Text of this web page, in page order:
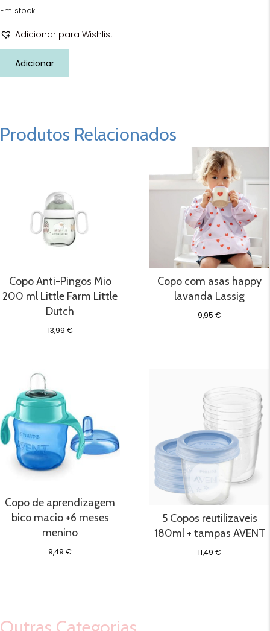
Em stock
Adicionar para Wishlist
Copo
200
ml
Adicionar
Produtos Relacionados
Copo Anti-Pingos Mio
200 ml Little Farm Little
Dutch
13,99 €
Copo com asas happy
lavanda Lassig
9,95€
Copo de aprendizagem
bico macio +6 meses
menino
9,49€
5 Copos reutilizaveis
180ml + tampas AVENT
11,49€